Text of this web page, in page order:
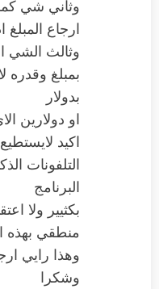
وثاني شي
ارجاع
وثالث الشي
بمبلغ وقدره
بدولار
او دولارين
اكيد
التلفونات
البرنامج
بكثيير ولا
منطقي بهذه
وهذا رايي
وشكرا